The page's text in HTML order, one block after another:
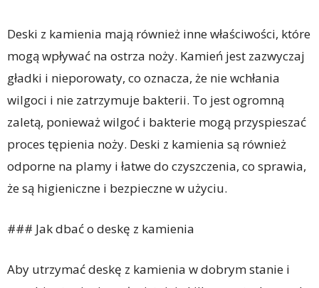
Deski z kamienia mają również inne właściwości, które
mogą wpływać na ostrza noży. Kamień jest zazwyczaj
gładki i nieporowaty, co oznacza, że ​​nie wchłania
wilgoci i nie zatrzymuje bakterii. To jest ogromną
zaletą, ponieważ wilgoć i bakterie mogą przyspieszać
proces tępienia noży. Deski z kamienia są również
odporne na plamy i łatwe do czyszczenia, co sprawia,
że ​​są higieniczne i bezpieczne w użyciu.
### Jak dbać o deskę z kamienia
Aby utrzymać deskę z kamienia w dobrym stanie i